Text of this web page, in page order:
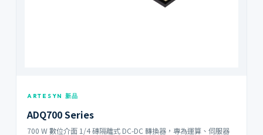
ARTESYN 新品
ADQ700 Series
700 W 數位介面 1/4 磚隔離式 DC-DC 轉換器，專為運算、伺服器